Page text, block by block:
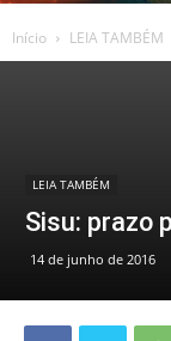
Início LEIA TAMBÉM
LEIA TAMBÉM
Sisu: prazo
14 de junho de 2016